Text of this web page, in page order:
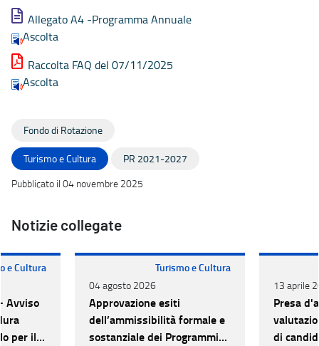
Allegato A4 -Programma Annuale
Ascolta
Raccolta FAQ del 07/11/2025
Ascolta
Fondo di Rotazione
Turismo e Cultura
PR 2021-2027
Pubblicato il 04 novembre 2025
Notizie collegate
e Cultura
Avviso
per il
Turismo e Cultura
04 agosto 2026
Approvazione esiti
dell’ammissibilità formale e
sostanziale dei Programmi
13 aprile
Presa
di